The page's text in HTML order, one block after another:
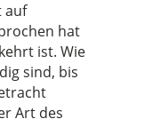
auf
hat
ist. Wie
sind, bis
Art des